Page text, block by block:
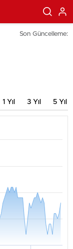
Son Güncelleme:
1 Yıl 3 Yıl 5 Yıl